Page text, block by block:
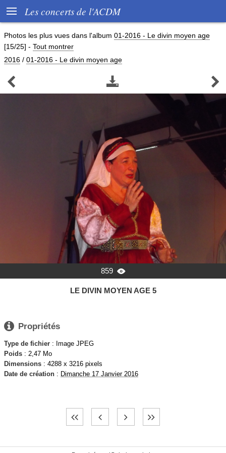
 Les concerts de l'ACDM
Photos les plus vues dans l'album 01-2016 - Le divin moyen age
[15/25] - Tout montrer
2016 / 01-2016 - Le divin moyen age
  
859 
LE DIVIN MOYEN AGE 5
 Propriétés
Type de fichier : Image JPEG
Poids : 2,47 Mo
Dimensions : 4288 x 3216 pixels
Date de création : Dimanche 17 Janvier 2016